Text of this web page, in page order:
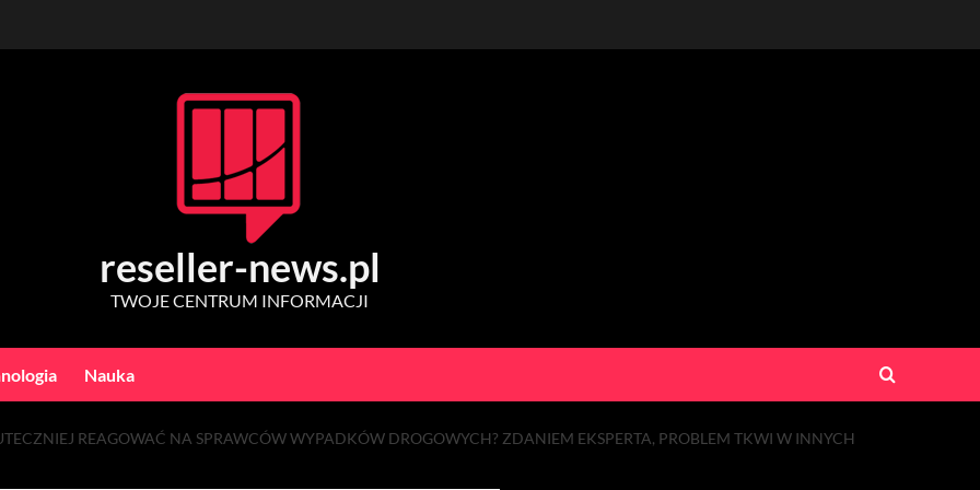
reseller-news.pl
TWOJE CENTRUM INFORMACJI
Nauka
REAGOWAĆ NA SPRAWCÓW WYPADKÓW DROGOWYCH? ZDANIEM EKSPERTA, PROBLEM TKWI W INNYCH